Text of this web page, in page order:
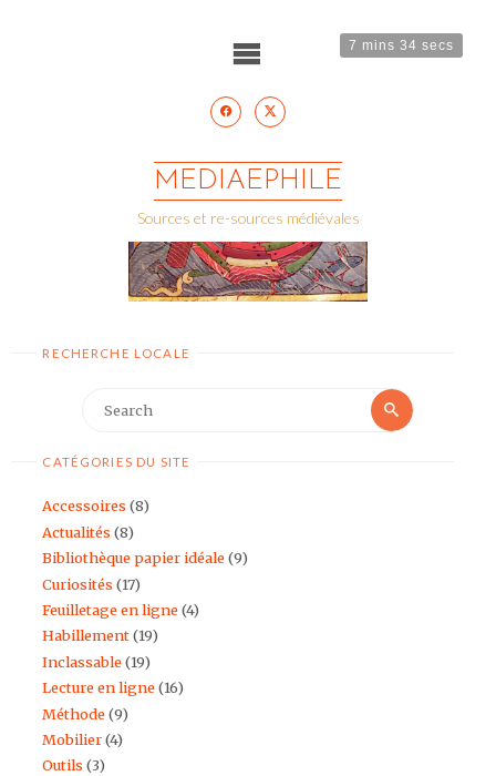
7 mins 34 secs
MEDIAEPHILE
Sources et re-sources médiévales
RECHERCHE LOCALE
for:
Search
CATÉGORIES DU SITE
Accessoires (8)
Actualités (8)
Bibliothèque papier idéale(9)
Curiosités (17)
Feuilletage en ligne(4)
Habillement(19)
Inclassable(19)
Lecture en ligne(16)
Méthode(9)
Mobilier(4)
Outils (3)